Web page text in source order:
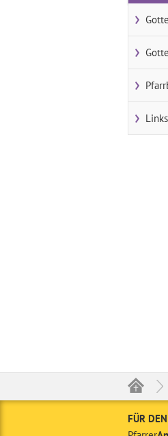
Links
FÜR